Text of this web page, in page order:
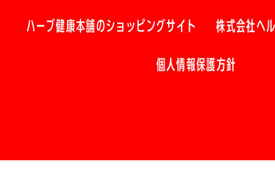
ハーブ健康本舗のショッピングサイト 株式会社ヘ
個人情報保護方針